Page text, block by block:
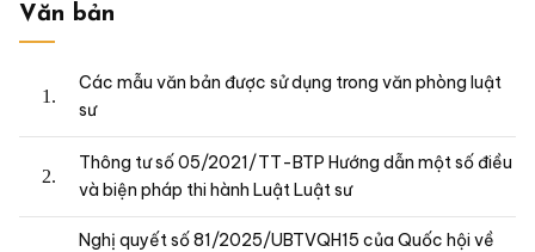
Văn bản
Các mẫu văn bản được sử dụng trong văn phòng luật
sư
Thông tư số 05/2021/TT-BTP Hướng dẫn một số điều
và biện pháp thi hành Luật Luật sư
Nghị quyết số 81/2025/UBTVQH15 của Quốc hội về